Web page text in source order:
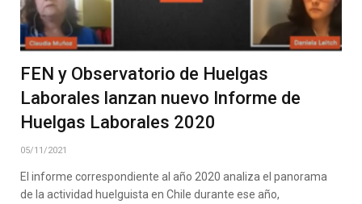
FEN y Observatorio de Huelgas
Laborales lanzan nuevo Informe de
Huelgas Laborales 2020
05/11/2021
El informe correspondiente al año 2020 analiza el panorama
de la actividad huelguista en Chile durante ese año,